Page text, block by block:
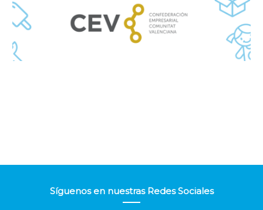
Síguenos en nuestras Redes Sociales